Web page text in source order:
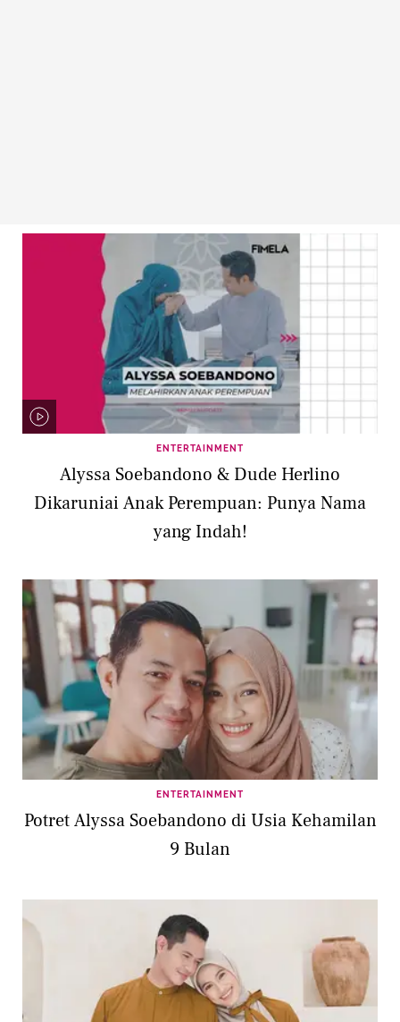
ENTERTAINMENT
Alyssa Soebandono & Dude Herlino
Dikaruniai Anak Perempuan: Punya Nama
yang Indah!
ENTERTAINMENT
Potret Alyssa Soebandono di Usia Kehamilan
9 Bulan